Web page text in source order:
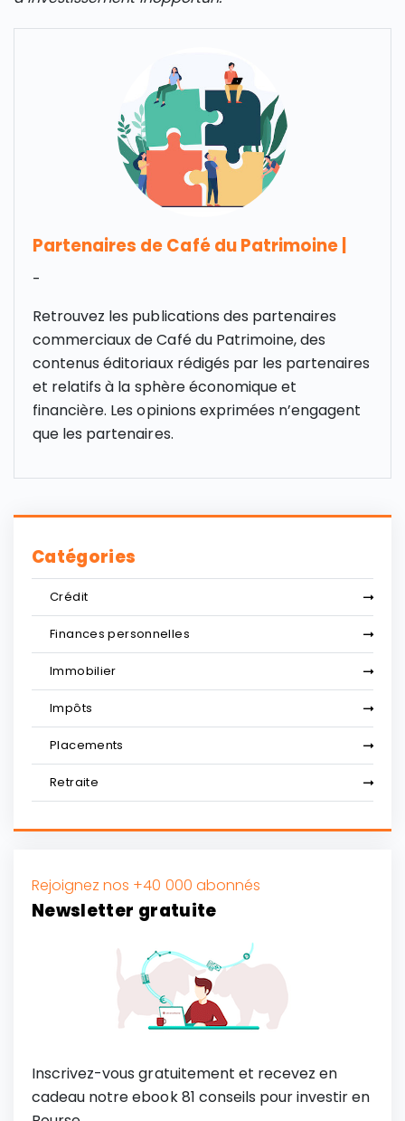
Partenaires de Café du Patrimoine
-
Retrouvez les publications des partenaires
commerciaux de Café du Patrimoine, des
contenus éditoriaux rédigés par les partenaires
et relatifs à la sphère économique et
financière. Les opinions exprimées n’engagent
que les partenaires.
Catégories
Crédit
Finances personnelles
Immobilier
Impôts
Placements
Retraite
Rejoignez nos +40 000 abonnés
Newsletter gratuite
Inscrivez-vous gratuitement et recevez en
cadeau notre ebook 81 conseils pour investir en